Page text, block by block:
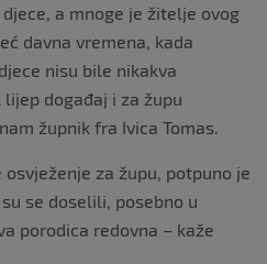
a mnoge je žitelje ovog
davna vremena, kada
nisu bile nikakva
događaj i za župu
župnik fra Ivica Tomas.
za župu, potpuno je
se doselili, posebno u
porodica redovna – kaže